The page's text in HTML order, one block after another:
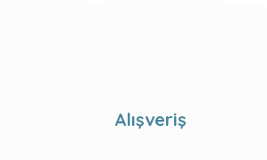
Alışveriş